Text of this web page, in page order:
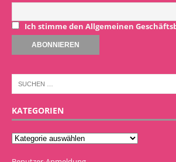
Ich stimme den Allgemeinen
KATEGORIEN